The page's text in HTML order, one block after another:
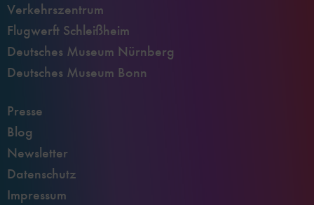
Verkehrszentrum
Flugwerft Schleißheim
Deutsches Museum Nürnberg
Deutsches Museum Bonn
Presse
Blog
Newsletter
Datenschutz
Impressum